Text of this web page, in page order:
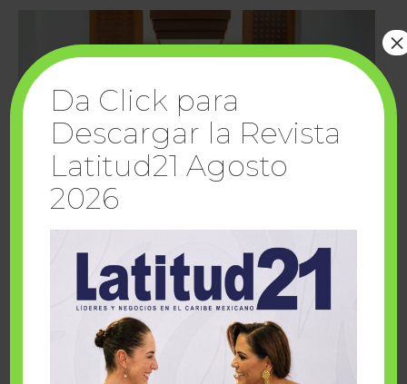
Cuando la solidaridad inspira; cumplen
sueños Fairmont Mayakoba y Make-A-Wish
Da Click para
Descargar la Revista
Latitud21 Agosto
2026
×